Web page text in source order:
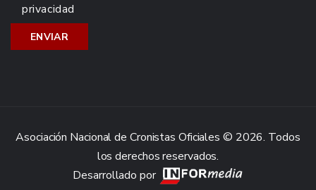
privacidad
Asociación Nacional de Cronistas Oficiales © 2026. Todos
los derechos reservados.
Desarrollado por